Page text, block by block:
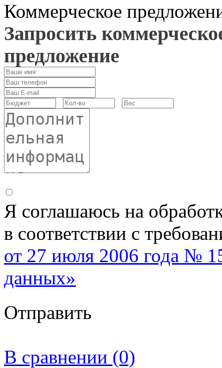
Коммерческое
Запросить
предложение
Я соглашаюсь на
в соответствии с
от 27 июля 2006 года №
данных»
Отправить
В сравнении (0)